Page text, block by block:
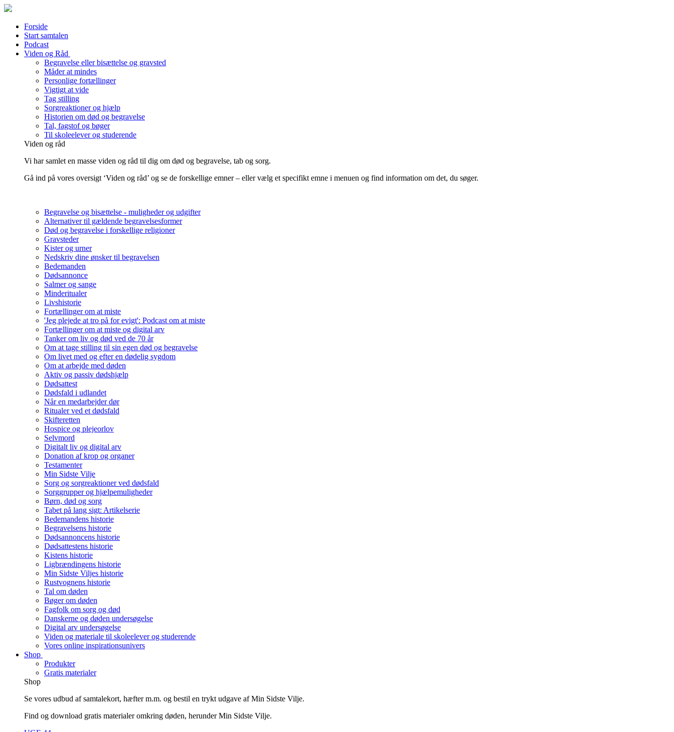
Forside
Start samtalen
Podcast
Viden og Råd
Begravelse eller bisættelse og gravsted
Måder at mindes
Personlige fortællinger
Vigtigt at vide
Tag stilling
Sorgreaktioner og hjælp
Historien om død og begravelse
Tal, fagstof og bøger
Til skoleelever og studerende
Viden og råd
Vi har samlet en masse viden og råd til dig om død og begravelse, tab og sorg.
Gå ind på vores oversigt ‘Viden og råd’ og se de forskellige emner – eller vælg et specifikt emne i menuen og find information om det, du søger.
Begravelse og bisættelse - muligheder og udgifter
Alternativer til gældende begravelsesformer
Død og begravelse i forskellige religioner
Gravsteder
Kister og urner
Nedskriv dine ønsker til begravelsen
Bedemanden
Dødsannonce
Salmer og sange
Minderitualer
Livshistorie
Fortællinger om at miste
'Jeg plejede at tro på for evigt': Podcast om at miste
Fortællinger om at miste og digital arv
Tanker om liv og død ved de 70 år
Om at tage stilling til sin egen død og begravelse
Om livet med og efter en dødelig sygdom
Om at arbejde med døden
Aktiv og passiv dødshjælp
Dødsattest
Dødsfald i udlandet
Når en medarbejder dør
Ritualer ved et dødsfald
Skifteretten
Hospice og plejeorlov
Selvmord
Digitalt liv og digital arv
Donation af krop og organer
Testamenter
Min Sidste Vilje
Sorg og sorgreaktioner ved dødsfald
Sorggrupper og hjælpemuligheder
Børn, død og sorg
Tabet på lang sigt: Artikelserie
Bedemandens historie
Begravelsens historie
Dødsannoncens historie
Dødsattestens historie
Kistens historie
Ligbrændingens historie
Min Sidste Viljes historie
Rustvognens historie
Tal om døden
Bøger om døden
Fagfolk om sorg og død
Danskerne og døden undersøgelse
Digital arv undersøgelse
Viden og materiale til skoleelever og studerende
Vores online inspirationsunivers
Shop
Produkter
Gratis materialer
Shop
Se vores udbud af samtalekort, hæfter m.m. og bestil en trykt udgave af Min Sidste Vilje.
Find og download gratis materialer omkring døden, herunder Min Sidste Vilje.